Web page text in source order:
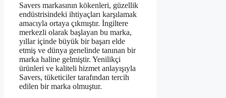
Savers markasının kökenleri, güzellik
endüstrisindeki ihtiyaçları karşılamak
amacıyla ortaya çıkmıştır. İngiltere
merkezli olarak başlayan bu marka,
yıllar içinde büyük bir başarı elde
etmiş ve dünya genelinde tanınan bir
marka haline gelmiştir. Yenilikçi
ürünleri ve kaliteli hizmet anlayışıyla
Savers, tüketiciler tarafından tercih
edilen bir marka olmuştur.